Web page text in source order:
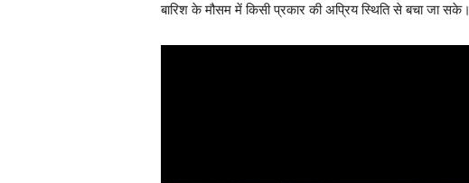
बारिश के मौसम में किसी प्रकार की अप्रिय स्थिति से बचा जा सके।